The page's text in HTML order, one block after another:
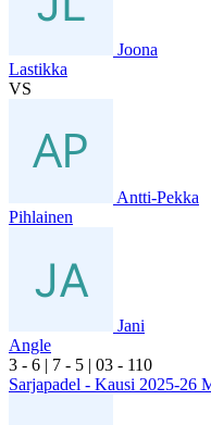
Joona
Lastikka
VS
Antti-Pekka
Pihlainen
Jani
Angle
3 - 6 | 7 - 5 | 03 - 110
Sarjapadel - Kausi 2025-26